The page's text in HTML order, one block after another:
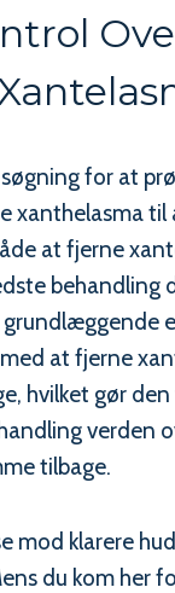
for at
xanthelasma
at fjerne
behandling
at fjerne
hvilket gør
verden
tilbage.
mod klarere
du kom her